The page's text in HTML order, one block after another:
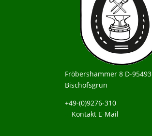
Fröbershammer 8 D-95493
Bischofsgrün
+49-(0)9276-310
Kontakt E-Mail